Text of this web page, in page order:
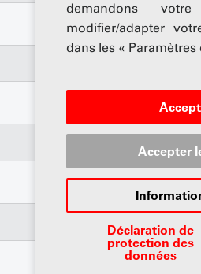
demandons
modifier/adapter
dans les «
Accepter
Déclaration de
protection des
données